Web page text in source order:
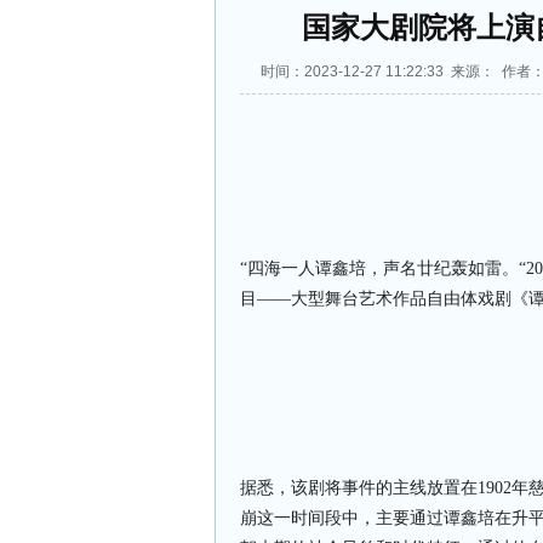
国家大剧院将上
时间：2023-12-27 11:22:33 来源： 作者
“四海一人谭鑫培，声名廿纪轰如雷。
目——大型舞台艺术作品自由体戏剧《
据悉，该剧将事件的主线放置在1902年
崩这一时间段中，主要通过谭鑫培在升